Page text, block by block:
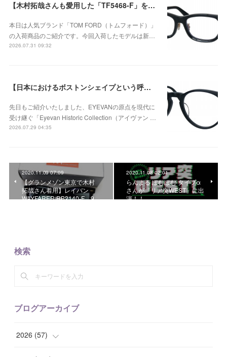
【木村拓哉さんも愛用した「TF5468-F」をベースに、洗練されたウェリントンシェイプが上品な存在感を演出する、日本企画モデル】TOM FORD TF6164-D-Bが入荷！
本日は人気ブランド「TOM FORD（トムフォード）」
の入荷商品のご紹介です。今回入荷したモデルは新…
2026.07.31 09:32
【日本におけるボストンシェイプという呼称が広く定着するきっかけとなったモデル】Eyevan（アイヴァン） Historic Collection AU-5003のご紹介！
先日もご紹介いたしました、EYEVANの原点を現代に
受け継ぐ「Eyevan Historic Collection（アイヴァン …
2026.07.29 04:35
2020.11.09 07:09
【グランメゾン東京で木村
拓哉さん着用】レイバン
WAYFARER RB2140-F 9…
2020.11.08 02:01
らんまる ぽむぽむ タイプα
さんが「リア突WEST」に出
演！！
検索
ブログアーカイブ
2026 (57)